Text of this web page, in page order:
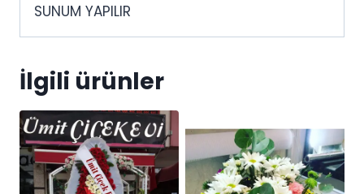
SUNUM YAPILIR
İlgili ürünler